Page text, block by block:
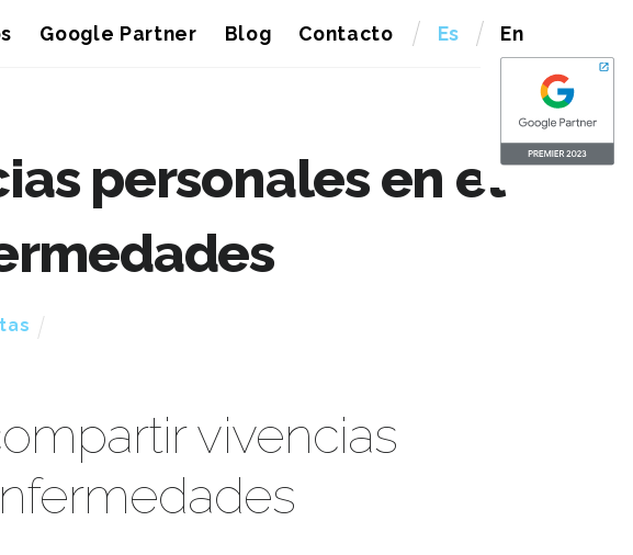
Google Partner Blog Contacto Es En
personales en el
vivencias